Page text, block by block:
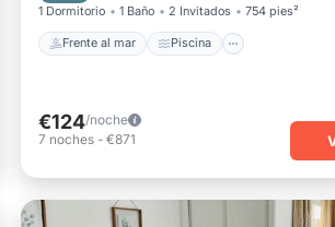
1 Dormitorio 1 Baño 2 Invitados 754 pies²
Frente al mar Piscina
€124/noche
7 noches - €871